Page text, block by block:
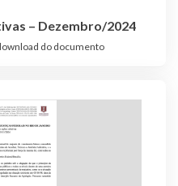
– Dezembro/2024
do documento